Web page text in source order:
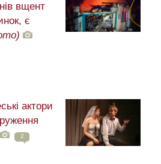
вщент
є
актори
2